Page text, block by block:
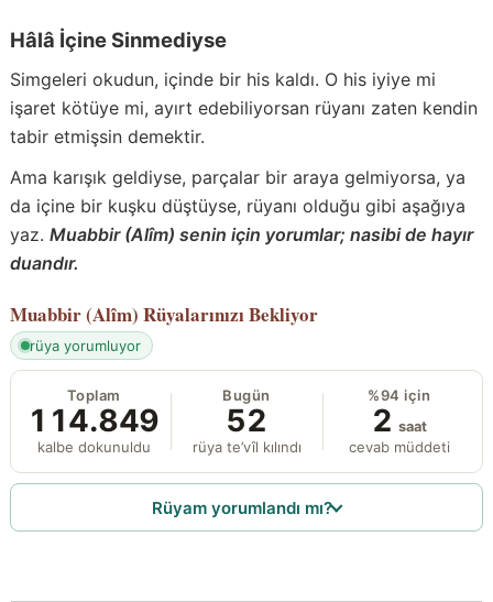
Hâlâ İçine Sinmediyse
Simgeleri okudun, içinde bir his kaldı. O his iyiye mi
işaret kötüye mi, ayırt edebiliyorsan rüyanı zaten kendin
tabir etmişsin demektir.
Ama karışık geldiyse, parçalar bir araya gelmiyorsa, ya
da içine bir kuşku düştüyse, rüyanı olduğu gibi aşağıya
yaz. Muabbir (Alîm) senin için yorumlar; nasibi de hayır
duandır.
Muabbir (Alîm) Rüyalarınızı Bekliyor
rüya yorumluyor
Toplam
114.849
kalbe dokunuldu
Bugün
52
rüya te’vîl kılındı
%94 için
2 saat
cevab müddeti
Rüyam yorumlandı mı?